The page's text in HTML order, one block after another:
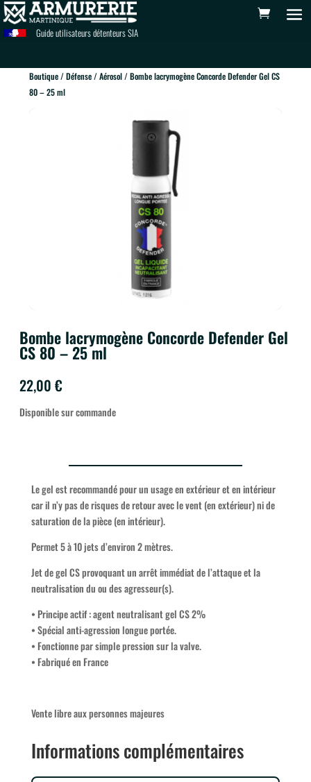
Guide utilisateurs détenteurs SIA
Boutique/Défense/Aérosol/ Bombe lacrymogène Concorde Defender Gel CS
80 – 25 ml
Bombe lacrymogène Concorde Defender Gel
CS 80 – 25 ml
22,00 €
Disponible sur commande
Le gel est recommandé pour un usage en extérieur et en intérieur
car il n’y pas de risques de retour avec le vent (en extérieur) ni de
saturation de la pièce (en intérieur).
Permet 5 à 10 jets d’environ 2 mètres.
Jet de gel CS provoquant un arrêt immédiat de l’attaque et la
neutralisation du ou des agresseur(s).
• Principe actif : agent neutralisant gel CS 2%
• Spécial anti-agression longue portée.
• Fonctionne par simple pression sur la valve.
• Fabriqué en France
Vente libre aux personnes majeures
Informations complémentaires